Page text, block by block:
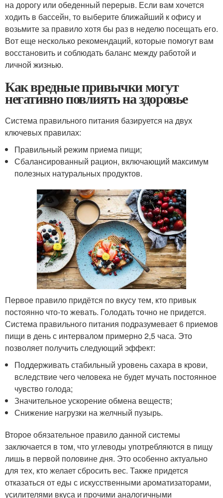
на дорогу или обеденный перерыв. Если вам хочется
ходить в бассейн, то выберите ближайший к офису и
возьмите за правило хотя бы раз в неделю посещать его.
Вот еще несколько рекомендаций, которые помогут вам
восстановить и соблюдать баланс между работой и
личной жизнью.
Как вредные привычки могут
негативно повлиять на здоровье
Система правильного питания базируется на двух
ключевых правилах:
Правильный режим приема пищи;
Сбалансированный рацион, включающий максимум
полезных натуральных продуктов.
Первое правило придётся по вкусу тем, кто привык
постоянно что-то жевать. Голодать точно не придется.
Система правильного питания подразумевает 6 приемов
пищи в день с интервалом примерно 2,5 часа. Это
позволяет получить следующий эффект:
Поддерживать стабильный уровень сахара в крови,
вследствие чего человека не будет мучать постоянное
чувство голода;
Значительное ускорение обмена веществ;
Снижение нагрузки на желчный пузырь.
Второе обязательное правило данной системы
заключается в том, что углеводы употребляются в пищу
лишь в первой половине дня. Это особенно актуально
для тех, кто желает сбросить вес. Также придется
отказаться от еды с искусственными ароматизаторами,
усилителями вкуса и прочими аналогичными